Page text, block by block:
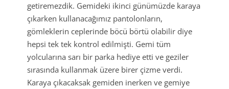
getiremezdik. Gemideki ikinci günümüzde karaya
çıkarken kullanacağımız pantolonların,
gömleklerin ceplerinde böcü börtü olabilir diye
hepsi tek tek kontrol edilmişti. Gemi tüm
yolcularına sarı bir parka hediye etti ve geziler
sırasında kullanmak üzere birer çizme verdi.
Karaya çıkacaksak gemiden inerken ve gemiye